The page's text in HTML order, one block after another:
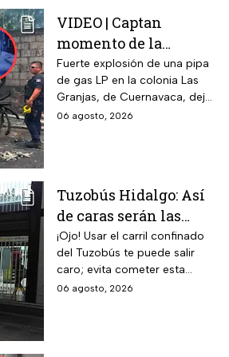
VIDEO | Captan
momento de la
explosión de pipa de
gas en Cuernavaca:
¡Imágenes sensibles!
Fuerte explosión de una pipa
de gas LP en la colonia Las
Granjas, de Cuernavaca, dejó
21 heridos y causó pánico
06 agosto, 2026
Tuzobús Hidalgo: Así
de caras serán las
MULTAS por invadir
el carril confinado a
partir de esta fecha
¡Ojo! Usar el carril confinado
del Tuzobús te puede salir
caro; evita cometer esta
infracción a partir de agosto.
06 agosto, 2026